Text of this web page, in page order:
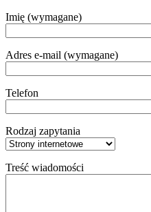
Imię (wymagane)
Adres e-mail (wymagane)
Telefon
Rodzaj zapytania
Treść wiadomości